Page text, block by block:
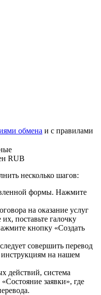
обмена и с правилами
RUB
несколько шагов:
формы. Нажмите
на оказание услуг
поставьте галочку
кнопку «Создать
совершить перевод
на нашем
действий, система
заявки», где